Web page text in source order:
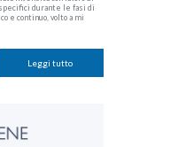
durante le fasi di
e continuo, volto a mi
Leggi tutto